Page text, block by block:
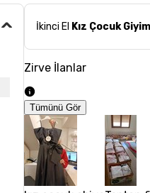
İkinci El Kız Çocuk
Zirve İlanlar
Tümünü Gör